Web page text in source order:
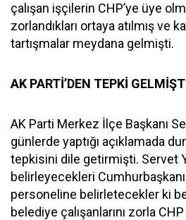
çalışan işçilerin CHP’ye üye
zorlandıkları ortaya atılmış ve
tartışmalar meydana gelmişti.
AK PARTİ’DEN TEPKİ
AK Parti Merkez İlçe Başkanı
günlerde yaptığı açıklamada
tepkisini dile getirmişti. Servet
belirleyecekleri Cumhurbaşkanı
personeline belirletecekler ki
belediye çalışanlarını zorla